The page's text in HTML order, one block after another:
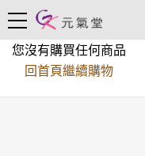
您沒有購買任何商品
回首頁繼續購物